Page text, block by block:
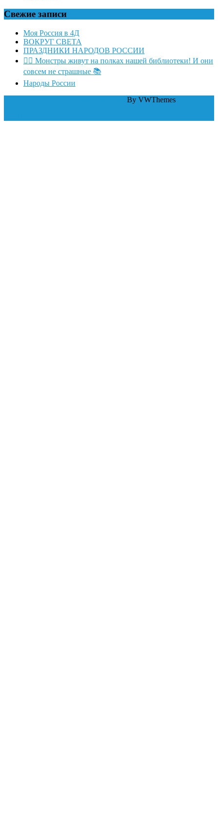
Свежие записи
Моя Россия в 4Д
ВОКРУГ СВЕТА
ПРАЗДНИКИ НАРОДОВ РОССИИ
🧛‍♂ Монстры живут на полках нашей библиотеки! И они
совсем не страшные 📚
Народы России
By VWThemes